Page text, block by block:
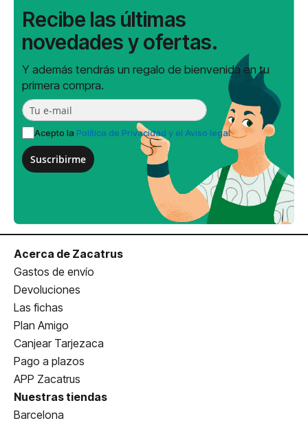
Recibe las últimas
novedades y ofertas.
Y además tendrás un regalo de bienvenida en tu
primera compra.
Acepto la Política de Privacidad y el Aviso legal
Suscribirme
Acerca de Zacatrus
Gastos de envío
Devoluciones
Las fichas
Plan Amigo
Canjear Tarjezaca
Pago a plazos
APP Zacatrus
Nuestras tiendas
Barcelona